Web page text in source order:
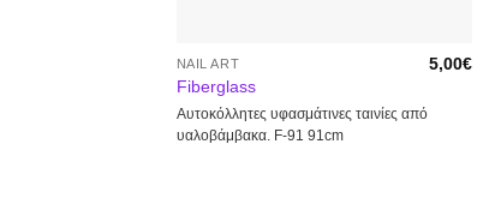
NAIL ART
Fiberglass
5,00€
Αυτοκόλλητες υφασμάτινες ταινίες από
υαλοβάμβακα. F-91 91cm